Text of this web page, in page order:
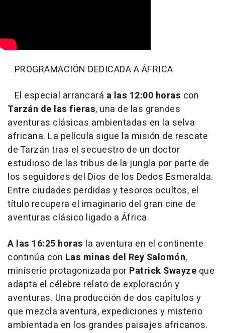
PROGRAMACIÓN DEDICADA A ÁFRICA
El especial arrancará a las 12:00 horas con
Tarzán de las fieras, una de las grandes
aventuras clásicas ambientadas en la selva
africana. La película sigue la misión de rescate
de Tarzán tras el secuestro de un doctor
estudioso de las tribus de la jungla por parte de
los seguidores del Dios de los Dedos Esmeralda.
Entre ciudades perdidas y tesoros ocultos, el
título recupera el imaginario del gran cine de
aventuras clásico ligado a África.
A las 16:25 horas la aventura en el continente
continúa con Las minas del Rey Salomón,
miniserie protagonizada por Patrick Swayze que
adapta el célebre relato de exploración y
aventuras. Una producción de dos capítulos y
que mezcla aventura, expediciones y misterio
ambientada en los grandes paisajes africanos.